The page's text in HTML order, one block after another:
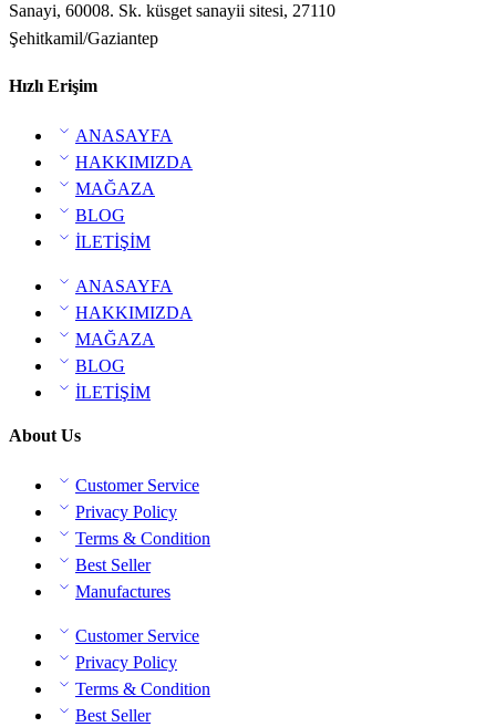
Sanayi, 60008. Sk. küsget sanayii sitesi, 27110
Şehitkamil/Gaziantep
Hızlı Erişim
ANASAYFA
HAKKIMIZDA
MAĞAZA
BLOG
İLETİŞİM
ANASAYFA
HAKKIMIZDA
MAĞAZA
BLOG
İLETİŞİM
About Us
Customer Service
Privacy Policy
Terms & Condition
Best Seller
Manufactures
Customer Service
Privacy Policy
Terms & Condition
Best Seller